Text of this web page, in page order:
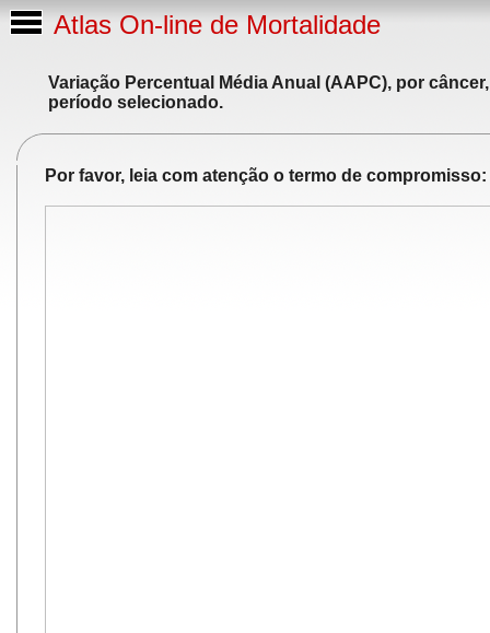
Atlas On-line de Mortalidade
Variação Percentual Média Anual (AAPC), por
período selecionado.
Por favor, leia com atenção o termo de compromisso: